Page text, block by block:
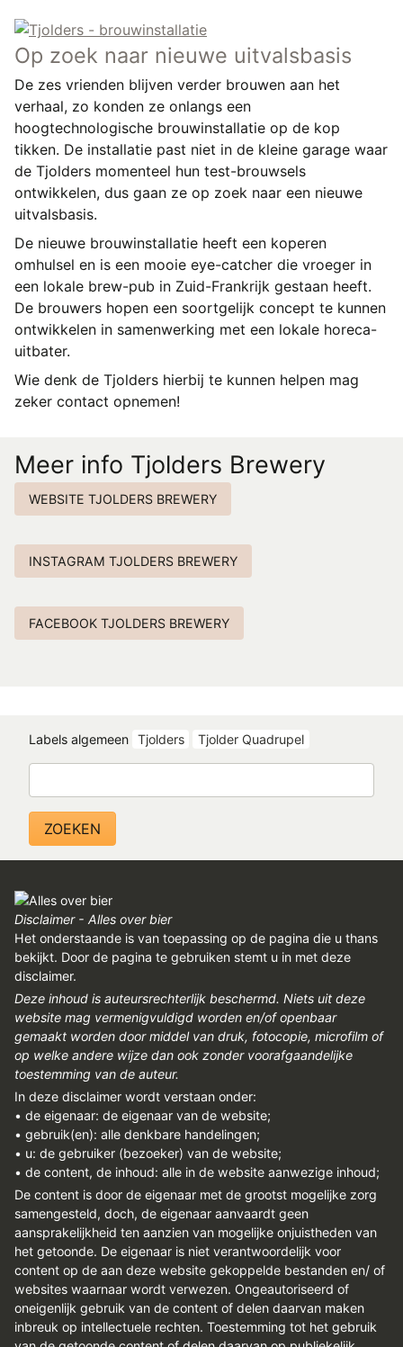
Op zoek naar nieuwe uitvalsbasis
De zes vrienden blijven verder brouwen aan het
verhaal, zo konden ze onlangs een
hoogtechnologische brouwinstallatie op de kop
tikken. De installatie past niet in de kleine garage waar
de Tjolders momenteel hun test-brouwsels
ontwikkelen, dus gaan ze op zoek naar een nieuwe
uitvalsbasis.
De nieuwe brouwinstallatie heeft een koperen
omhulsel en is een mooie eye-catcher die vroeger in
een lokale brew-pub in Zuid-Frankrijk gestaan heeft.
De brouwers hopen een soortgelijk concept te kunnen
ontwikkelen in samenwerking met een lokale horeca-
uitbater.
Wie denk de Tjolders hierbij te kunnen helpen mag
zeker contact opnemen!
Meer info Tjolders Brewery
WEBSITE TJOLDERS BREWERY
INSTAGRAM TJOLDERS BREWERY
FACEBOOK TJOLDERS BREWERY
Labels algemeen Tjolders Tjolder Quadrupel
Disclaimer - Alles over bier
Het onderstaande is van toepassing op de pagina die u thans
bekijkt. Door de pagina te gebruiken stemt u in met deze
disclaimer.
Deze inhoud is auteursrechterlijk beschermd. Niets uit deze
website mag vermenigvuldigd worden en/of openbaar
gemaakt worden door middel van druk, fotocopie, microfilm of
op welke andere wijze dan ook zonder voorafgaandelijke
toestemming van de auteur.
In deze disclaimer wordt verstaan onder:
• de eigenaar: de eigenaar van de website;
• gebruik(en): alle denkbare handelingen;
• u: de gebruiker (bezoeker) van de website;
• de content, de inhoud: alle in de website aanwezige inhoud;
De content is door de eigenaar met de grootst mogelijke zorg
samengesteld, doch, de eigenaar aanvaardt geen
aansprakelijkheid ten aanzien van mogelijke onjuistheden van
het getoonde. De eigenaar is niet verantwoordelijk voor
content op de aan deze website gekoppelde bestanden en/ of
websites waarnaar wordt verwezen. Ongeautoriseerd of
oneigenlijk gebruik van de content of delen daarvan maken
inbreuk op intellectuele rechten. Toestemming tot het gebruik